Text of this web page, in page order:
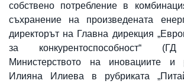
собствено потребление в
съхранение на произведената
директорът на Главна дирекция
за конкурентоспособност“
Министерството на иновациите
Илияна Илиева в рубриката